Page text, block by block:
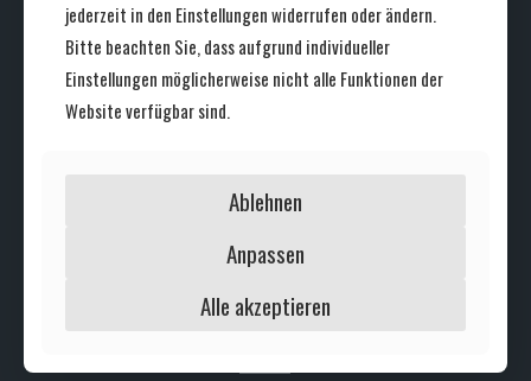
1. Beisitzer
CORINNA MERDES
2. Beisitzer
jederzeit in den Einstellungen widerrufen oder ändern.
Bitte beachten Sie, dass aufgrund individueller
Einstellungen möglicherweise nicht alle Funktionen der
Website verfügbar sind.
Ablehnen
Anpassen
Alle akzeptieren